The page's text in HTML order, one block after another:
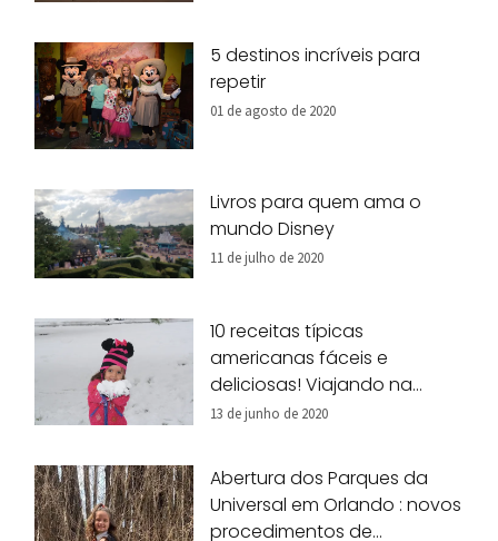
5 destinos incríveis para
repetir
01 de agosto de 2020
Livros para quem ama o
mundo Disney
11 de julho de 2020
10 receitas típicas
americanas fáceis e
deliciosas! Viajando na
nossa cozinha!
13 de junho de 2020
Abertura dos Parques da
Universal em Orlando : novos
procedimentos de